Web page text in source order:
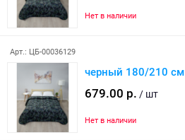
Нет в наличии
Арт.: ЦБ-00036129
черный 180/210 см
679.00 р. / шт
Нет в наличии